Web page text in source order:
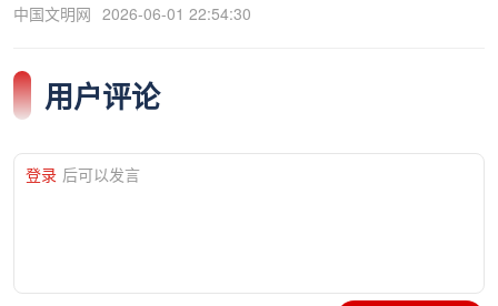
中国文明网 2026-06-01 22:54:30
用户评论
登录 后可以发言